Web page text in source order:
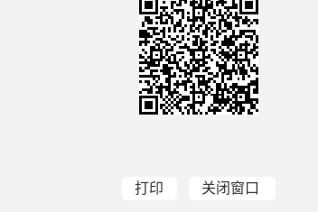
打印 关闭窗口